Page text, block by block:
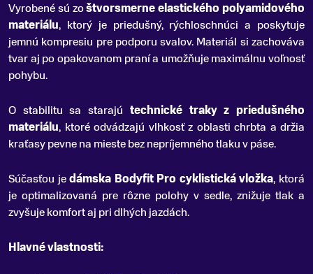
Vyrobené sú zoštvorsmerne elastického polyamidového
materiálu, ktorý je priedušný, rýchloschnúci a poskytuje
jemnú kompresiu pre podporu svalov. Materiál si zachováva
tvar aj po opakovanom praní a umožňuje maximálnu voľnosť
pohybu.
O stabilitu sa starajú technické traky z priedušného
materiálu, ktoré odvádzajú vlhkosť z oblasti chrbta a držia
kraťasy pevne na mieste bez nepríjemného tlaku v páse.
Súčasťou jedámska Bodyfit Pro cyklistická vložka, ktorá
je optimalizovaná pre rôzne polohy v sedle, znižuje tlak a
zvyšuje komfort aj pri dlhých jazdách.
Hlavné vlastnosti: